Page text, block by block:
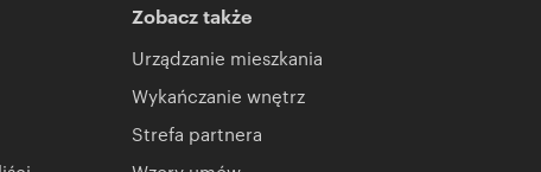
Zobacz także
Urządzanie mieszkania
Wykańczanie wnętrz
Strefa partnera